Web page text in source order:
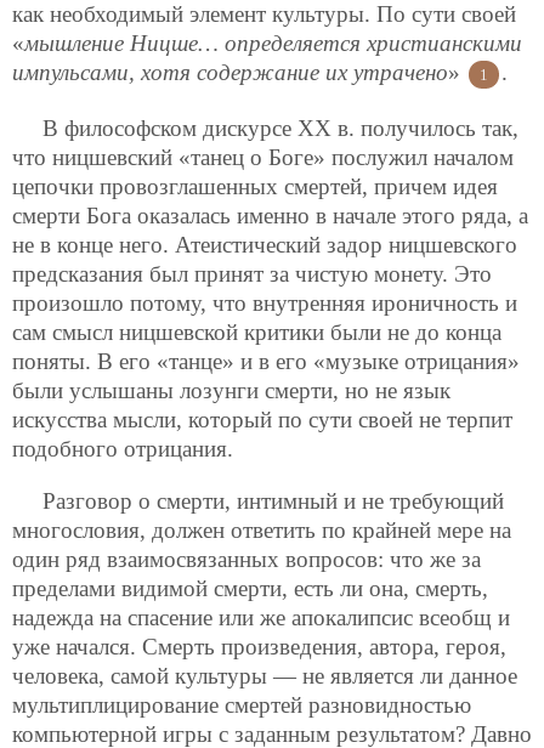
как необходимый элемент культуры. По сути своей
«мышление Ницше… определяется христианскими
импульсами, хотя содержание их утрачено» 1 .
В философском дискурсе ХХ в. получилось так,
что ницшевский «танец о Боге» послужил началом
цепочки провозглашенных смертей, причем идея
смерти Бога оказалась именно в начале этого ряда, а
не в конце него. Атеистический задор ницшевского
предсказания был принят за чистую монету. Это
произошло потому, что внутренняя ироничность и
сам смысл ницшевской критики были не до конца
поняты. В его «танце» и в его «музыке отрицания»
были услышаны лозунги смерти, но не язык
искусства мысли, который по сути своей не терпит
подобного отрицания.
Разговор о смерти, интимный и не требующий
многословия, должен ответить по крайней мере на
один ряд взаимосвязанных вопросов: что же за
пределами видимой смерти, есть ли она, смерть,
надежда на спасение или же апокалипсис всеобщ и
уже начался. Смерть произведения, автора, героя,
человека, самой культуры — не является ли данное
мультиплицирование смертей разновидностью
компьютерной игры с заданным результатом? Давно